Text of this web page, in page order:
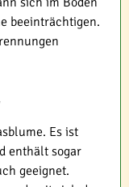
beeinträchtigen.
Es ist
enthält sogar
geeignet.